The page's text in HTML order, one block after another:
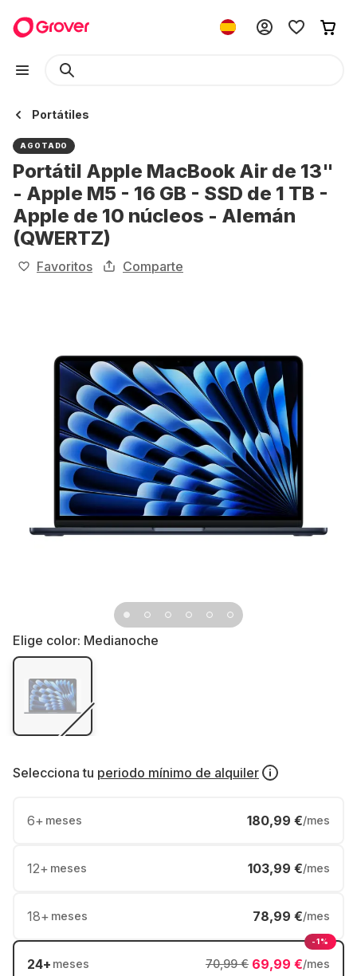
Portátiles
AGOTADO
Portátil Apple MacBook Air de 13"
- Apple M5 - 16 GB - SSD de 1 TB -
Apple de 10 núcleos - Alemán
(QWERTZ)
Favoritos Comparte
Elige color: Medianoche
Selecciona tu periodo mínimo de alquiler
6+ meses 180,99 €/mes
12+ meses 103,99 €/mes
18+ meses 78,99 €/mes
24+ meses 69,99 €/mes
70,99 €
-1%